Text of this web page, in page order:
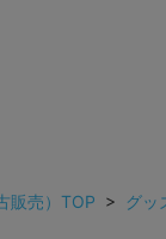
販売）TOP > グッ